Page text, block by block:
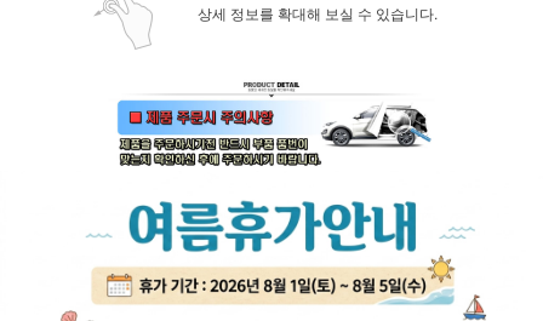
상세 정보를 확대해 보실 수 있습니다.